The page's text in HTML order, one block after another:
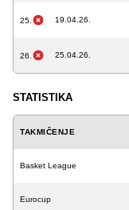
25. 19.04.26.
26. 25.04.26.
STATISTIKA
TAKMIČENJE
Basket League
Eurocup